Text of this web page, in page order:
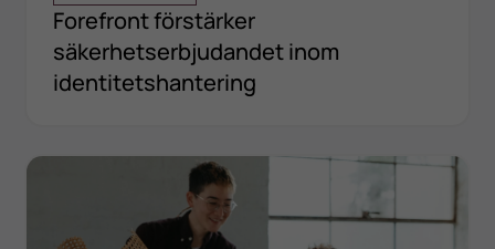
Forefront förstärker
säkerhetserbjudandet inom
identitetshantering